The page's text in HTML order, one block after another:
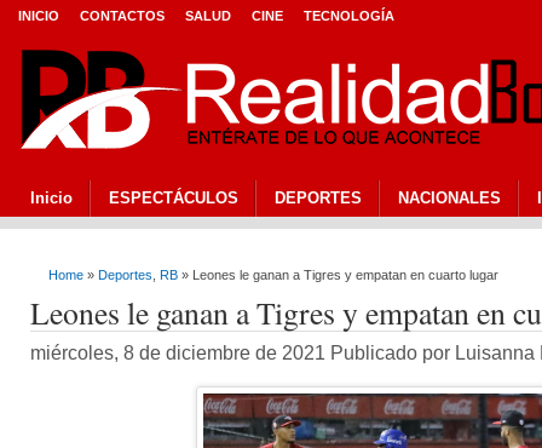
INICIO CONTACTOS SALUD CINE TECNOLOGÍA
Inicio ESPECTÁCULOS DEPORTES NACIONALES
Home » Deportes RB » Leones le ganan a Tigres y empatan en cuarto lugar
Leones le ganan a Tigres y empatan en
miércoles, 8 de diciembre de 2021 Publicado por Luisanna